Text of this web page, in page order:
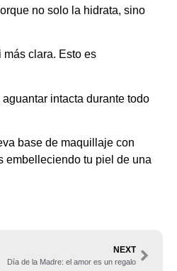
no solo la hidrata, sino
más clara. Esto es
intacta durante todo
base de maquillaje con
embelleciendo tu piel de una
NEXT
Día de la Madre: el amor es un regalo